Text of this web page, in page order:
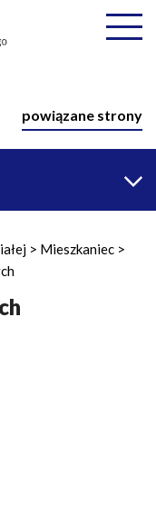
powiązane strony
Mieszkaniec